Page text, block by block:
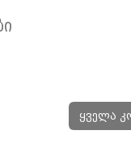
ყველა